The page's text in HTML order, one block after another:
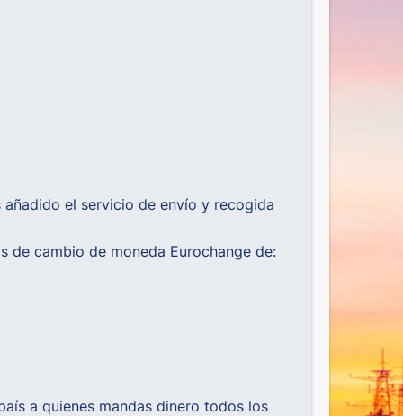
el servicio de envío y recogida
de cambio de moneda Eurochange de:
a quienes mandas dinero todos los